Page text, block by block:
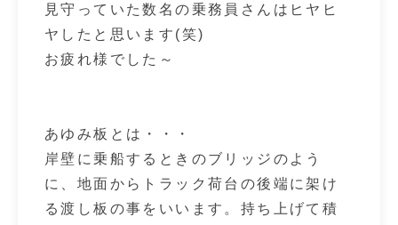
見守っていた数名の乗務員さんはヒヤヒ
ヤしたと思います(笑)
お疲れ様でした～
あゆみ板とは・・・
岸壁に乗船するときのブリッジのよう
に、地面からトラック荷台の後端に架け
る渡し板の事をいいます。持ち上げて積